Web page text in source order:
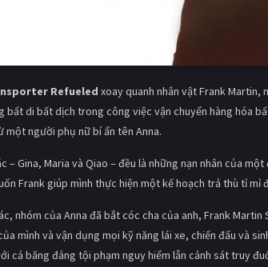
Refueled xoay quanh nhân vật Frank
bất di bất dịch trong công việc vận chuyển hàng hóa
người phụ nữ bí ẩn tên Anna.
– Gina, Maria và Qiao – đều là những nạn nhân của
Frank giúp mình thực hiện một kế hoạch trả thù tỉ
nhóm của Anna đã bắt cóc cha của anh, Frank
mình và vận dụng mọi kỹ năng lái xe, chiến đấu và
cả băng đảng tội phạm nguy hiểm lẫn cảnh sát truy